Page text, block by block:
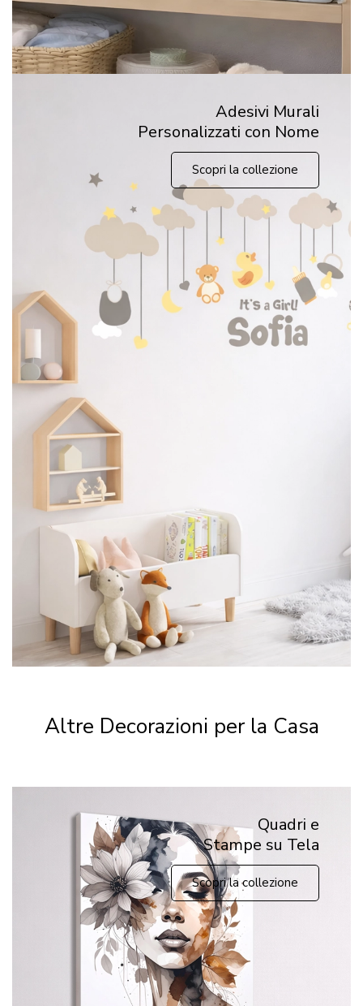
Adesivi Murali
Personalizzati con Nome
Scopri la collezione
Altre Decorazioni per la Casa
Quadri e
Stampe su Tela
Scopri la collezione